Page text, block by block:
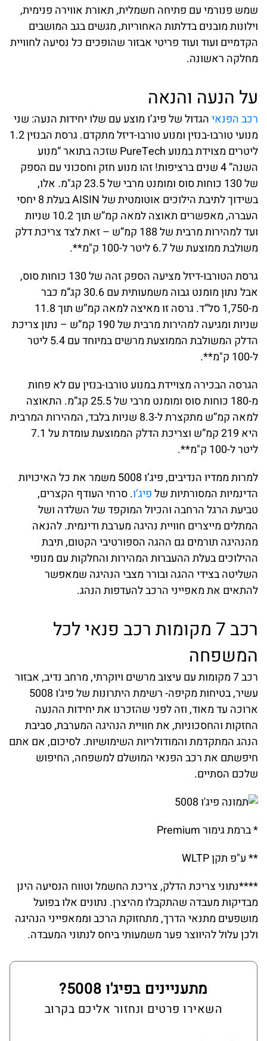
שמש פנורמי עם פתיחה חשמלית, תאורת אווירה פנימית,
וילונות מובנים בדלתות האחוריות, מגשים בגב המושבים
הקדמיים ועוד ועוד פריטי אבזור שהופכים כל נסיעה לחוויית
מחלקה ראשונה.
על הנעה והנאה
רכב הפנאיהגדול של פיג’ו מוצע עם שלו יחידות הנעה: שני
מנועי טורבו-בנזין ומנוע טורבו-דיזל מתקדם. גרסת הבנזין 1.2
ליטרים מצוידת במנוע PureTech שזכה בתואר “מנוע
השנה” 4 שנים ברציפות! זהו מנוע חזק וחסכוני עם הספק
של 130 כוחות סוס ומומנט מרבי של 23.5 קג"מ. אלו,
בשידוך לתיבת הילוכים אוטומטית של AISIN בעלת 8 יחסי
העברה, מאפשרים תאוצה למאה קמ”ש תוך 10.2 שניות
ועד למהירות מרבית של 188 קמ”ש – זאת לצד צריכת דלק
משולבת ממוצעת של 6.7 ליטר ל-100 ק"מ**.
גרסת הטורבו-דיזל מציעה הספק זהה של 130 כוחות סוס,
אבל נתון מומנט גבוה משמעותית עם 30.6 קג”מ כבר
מ-1,750 סל”ד. גרסה זו מאיצה למאה קמ”ש תוך 11.8
שניות ומגיעה למהירות מרבית של 190 קמ”ש – נתון צריכת
הדלק המשולבת הממוצעת מרשים במיוחד עם 5.4 ליטר
ל-100 ק"מ**.
הגרסה הבכירה מצויידת במנוע טורבו-בנזין עם לא פחות
מ-180 כוחות סוס ומומנט מרבי של 25.5 קג”מ. התאוצה
למאה קמ”ש מתקצרת ל-8.3 שניות בלבד, המהירות המרבית
היא 219 קמ”ש וצריכת הדלק הממוצעת עומדת על 7.1
ליטר ל-100 ק"מ**.
למרות ממדיו הנדיבים, פיג’ו 5008 משמר את כל האיכויות
הדינמיות המסורתיות שלפיג’ו. סרחי העודף הקצרים,
טביעת הרגל הרחבה והכיול המוקפד של השלדה ושל
המתלים מייצרים חוויית נהיגה מערבת ודינמית. להנאה
מהנהיגה תורמים גם ההגה הספורטיבי הקטום, תיבת
ההילוכים בעלת ההעברות המהירות והחלקות עם מנופי
השליטה בצידי ההגה ובורר מצבי הנהיגה שמאפשר
להתאים את מאפייני הרכב להעדפות הנהג.
רכב 7 מקומות
רכב פנאי לכל
המשפחה
רכב 7 מקומות עם עיצוב מרשים ויוקרתי, מרחב נדיב, אבזור
עשיר, בטיחות מקיפה- רשימת היתרונות של פיג'ו 5008
ארוכה עד מאוד, וזה לפני שהזכרנו את יחידות ההנעה
החזקות והחסכוניות, את חוויית הנהיגה המערבת, סביבת
הנהג המתקדמת והמודולריות השימושיות. לסיכום, אם אתם
חיפשתם את רכב הפנאי המושלם למשפחה, החיפוש
שלכם הסתיים.
* ברמת גימור Premium
** ע"פ תקן WLTP
****נתוני צריכת הדלק, צריכת החשמל וטווח הנסיעה הינן
מבדיקות מעבדה שהתקבלו מהיצרן. נתונים אלו בפועל
מושפעים מתנאי הדרך, מתחזוקת הרכב וממאפייני הנהיגה
ולכן עלול להיווצר פער משמעותי ביחס לנתוני המעבדה.
מתעניינים בפיג'ו 5008?
השאירו פרטים ונחזור אליכם בקרוב